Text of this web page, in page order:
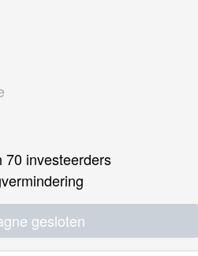
70 investeerders
gesloten